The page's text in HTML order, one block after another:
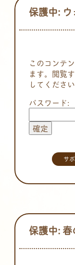
保護中:
このコンテ
ます。閲覧
してください
パスワード:
サ
保護中: